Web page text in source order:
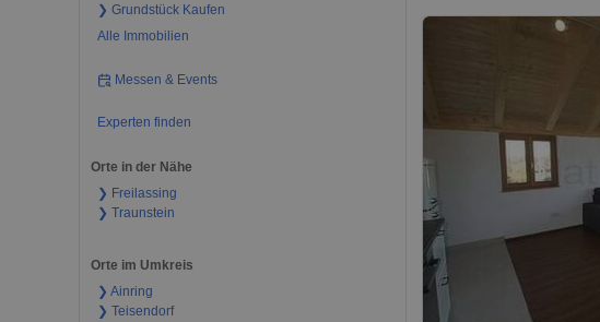
❯ Grundstück Kaufen
Alle Immobilien
Messen & Events
Experten finden
Orte in der Nähe
❯ Freilassing
❯ Traunstein
Orte im Umkreis
❯ Ainring
❯ Teisendorf